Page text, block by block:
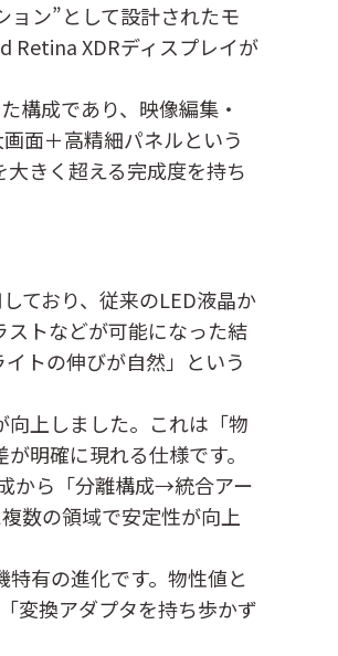
ン”として設計されたモ
Retina XDRディスプレイが
構成であり、映像編集・
面＋高精細パネルという
きく超える完成度を持ち
ており、従来のLED液晶か
トなどが可能になった結
トの伸びが自然」という
上しました。これは「物
明確に現れる仕様です。
から「分離構成→統合アー
数の領域で安定性が向上
有の進化です。物性値と
変換アダプタを持ち歩かず